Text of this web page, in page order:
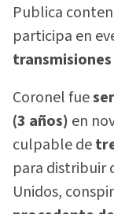
Publica
participa en
Coronel fue
(3 años) en
culpable de
para distribuir
Unidos,